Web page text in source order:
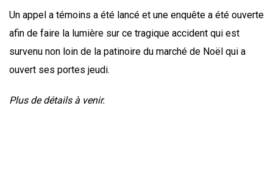
Un appel a témoins a été lancé et une enquête a été ouverte
afin de faire la lumière sur ce tragique accident qui est
survenu non loin de la patinoire du marché de Noël qui a
ouvert ses portes jeudi.
Plus de détails à venir.